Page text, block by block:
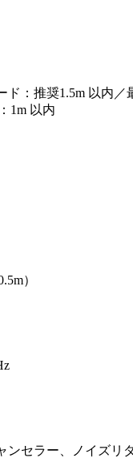
：推奨1.5m 以内／
1m 以内
）
ンセラー、ノイズリ